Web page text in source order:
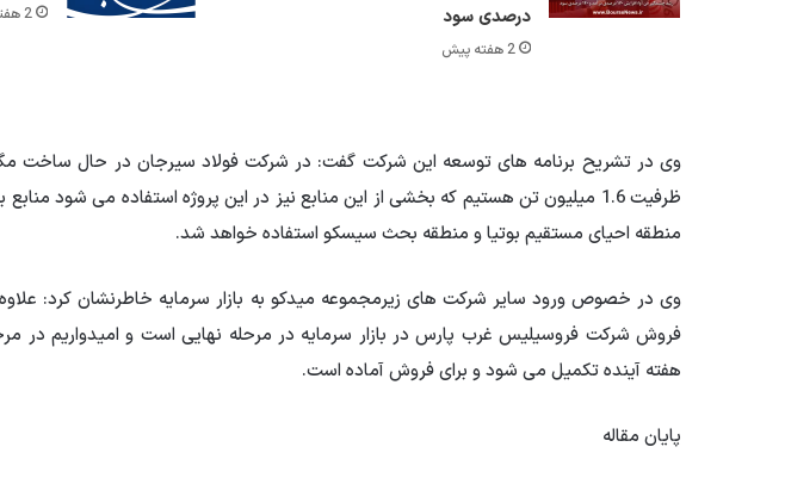
درصدی سود
2 هفته پیش
2 هفته پیش
وی در تشریح برنامه های توسعه این شرکت گفت: در شرکت فولاد سیرجان در حال ساخت مگا
ظرفیت 1.6 میلیون تن هستیم که بخشی از این منابع نیز در این پروژه استفاده می شود
منطقه احیای مستقیم بوتیا و منطقه بحث سیسکو استفاده خواهد شد.
وی در خصوص ورود سایر شرکت های زیرمجموعه میدکو به بازار سرمایه خاطرنشان کرد:
فروش شرکت فروسیلیس غرب پارس در بازار سرمایه در مرحله نهایی است و امیدواریم در
هفته آینده تکمیل می شود و برای فروش آماده است.
پایان مقاله